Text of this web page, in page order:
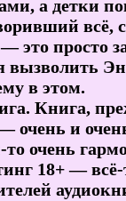
а детки
это просто
вызволить
в этом.
Книга,
очень и
очень
18+ — всё-